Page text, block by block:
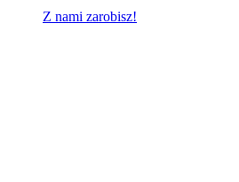
Z nami zarobisz!